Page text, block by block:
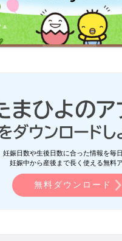
妊娠日数や生後日数に合った情報を毎
妊娠中から産後まで長く使える無料
無料ダウンロード